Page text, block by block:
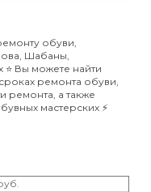
обуви,
Шабаны,
Вы можете найти
ремонта обуви,
ремонта, а также
мастерских ⚡️